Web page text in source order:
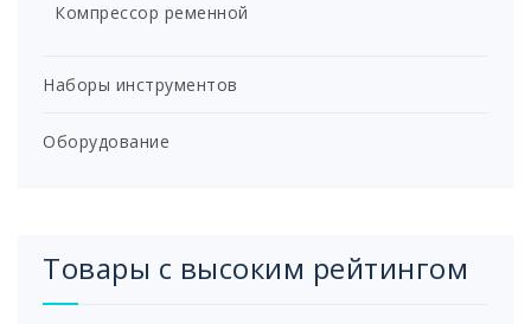
Компрессор ременной
Наборы инструментов
Оборудование
Товары с высоким рейтингом